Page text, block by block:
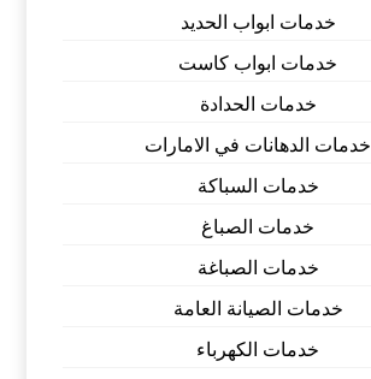
خدمات ابواب الحديد
خدمات ابواب كاست
خدمات الحدادة
خدمات الدهانات في الامارات
خدمات السباكة
خدمات الصباغ
خدمات الصباغة
خدمات الصيانة العامة
خدمات الكهرباء